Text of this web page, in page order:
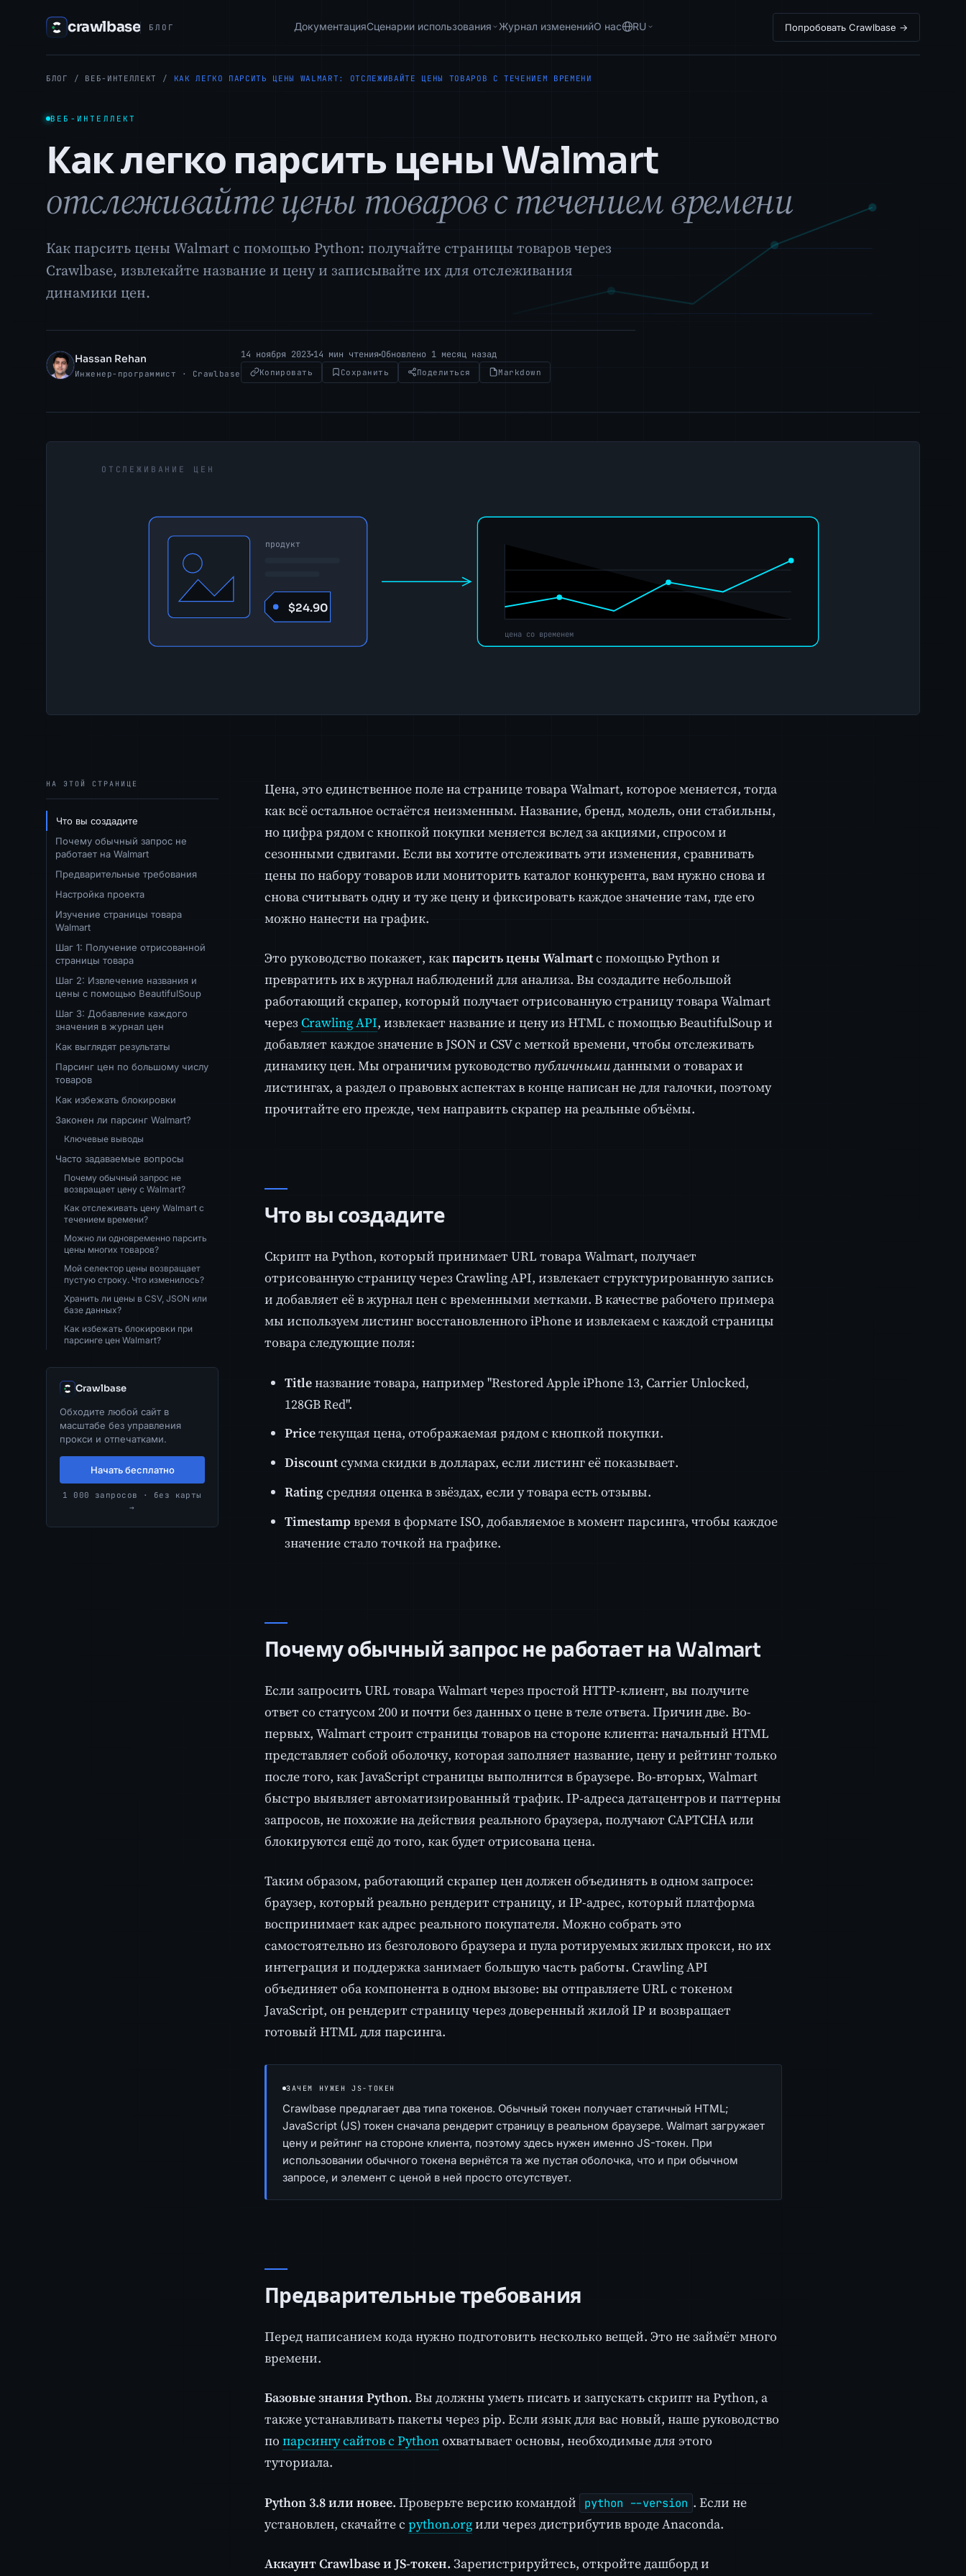
crawlbase БЛОГ ДокументацияСценарии использования Журнал измененийО нас RU Попробовать Crawlbase →
БЛОГ / ВЕБ-ИНТЕЛЛЕКТ / КАК ЛЕГКО ПАРСИТЬ ЦЕНЫ WALMART: ОТСЛЕЖИВАЙТЕ ЦЕНЫ ТОВАРОВ С ТЕЧЕНИЕМ ВРЕМЕНИ
ВЕБ-ИНТЕЛЛЕКТ
Как легко парсить цены Walmart
отслеживайте цены товаров с течением времени
Как парсить цены Walmart с помощью Python: получайте страницы товаров через
Crawlbase, извлекайте название и цену и записывайте их для отслеживания
динамики цен.
HR
Hassan Rehan
Инженер-программист · Crawlbase
14 ноября 2023 14 мин чтения Обновлено 1 месяц назад
Копировать Сохранить Поделиться Markdown
НА ЭТОЙ СТРАНИЦЕ
Что вы создадите
Почему обычный запрос не
работает на Walmart
Предварительные требования
Настройка проекта
Изучение страницы товара
Walmart
Шаг 1: Получение отрисованной
страницы товара
Шаг 2: Извлечение названия и
цены с помощью BeautifulSoup
Шаг 3: Добавление каждого
значения в журнал цен
Как выглядят результаты
Парсинг цен по большому числу
товаров
Как избежать блокировки
Законен ли парсинг Walmart?
Ключевые выводы
Часто задаваемые вопросы
Почему обычный запрос не
возвращает цену с Walmart?
Как отслеживать цену Walmart с
течением времени?
Можно ли одновременно парсить
цены многих товаров?
Мой селектор цены возвращает
пустую строку. Что изменилось?
Хранить ли цены в CSV, JSON или
базе данных?
Как избежать блокировки при
парсинге цен Walmart?
Crawlbase
Обходите любой сайт в
масштабе без управления
прокси и отпечатками.
Начать бесплатно
1 000 запросов · без карты
→
Цена, это единственное поле на странице товара Walmart, которое меняется, тогда
как всё остальное остаётся неизменным. Название, бренд, модель, они стабильны,
но цифра рядом с кнопкой покупки меняется вслед за акциями, спросом и
сезонными сдвигами. Если вы хотите отслеживать эти изменения, сравнивать
цены по набору товаров или мониторить каталог конкурента, вам нужно снова и
снова считывать одну и ту же цену и фиксировать каждое значение там, где его
можно нанести на график.
Это руководство покажет, какпарсить цены Walmartс помощью Python и
превратить их в журнал наблюдений для анализа. Вы создадите небольшой
работающий скрапер, который получает отрисованную страницу товара Walmart
черезCrawling API, извлекает название и цену из HTML с помощью BeautifulSoup и
добавляет каждое значение в JSON и CSV с меткой времени, чтобы отслеживать
динамику цен. Мы ограничим руководство публичнымиданными о товарах и
листингах, а раздел о правовых аспектах в конце написан не для галочки, поэтому
прочитайте его прежде, чем направить скрапер на реальные объёмы.
Что вы создадите
Скрипт на Python, который принимает URL товара Walmart, получает
отрисованную страницу через Crawling API, извлекает структурированную запись
и добавляет её в журнал цен с временными метками. В качестве рабочего примера
мы используем листинг восстановленного iPhone и извлекаем с каждой страницы
товара следующие поля:
Titleназвание товара, например "Restored Apple iPhone 13, Carrier Unlocked,
128GB Red".
Priceтекущая цена, отображаемая рядом с кнопкой покупки.
Discountсумма скидки в долларах, если листинг её показывает.
Ratingсредняя оценка в звёздах, если у товара есть отзывы.
Timestamp время в формате ISO, добавляемое в момент парсинга, чтобы каждое
значение стало точкой на графике.
Почему обычный запрос не работает на Walmart
Если запросить URL товара Walmart через простой HTTP-клиент, вы получите
ответ со статусом 200 и почти без данных о цене в теле ответа. Причин две. Во-
первых, Walmart строит страницы товаров на стороне клиента: начальный HTML
представляет собой оболочку, которая заполняет название, цену и рейтинг только
после того, как JavaScript страницы выполнится в браузере. Во-вторых, Walmart
быстро выявляет автоматизированный трафик. IP-адреса датацентров и паттерны
запросов, не похожие на действия реального браузера, получают CAPTCHA или
блокируются ещё до того, как будет отрисована цена.
Таким образом, работающий скрапер цен должен объединять в одном запросе:
браузер, который реально рендерит страницу, и IP-адрес, который платформа
воспринимает как адрес реального покупателя. Можно собрать это
самостоятельно из безголового браузера и пула ротируемых жилых прокси, но их
интеграция и поддержка занимает большую часть работы. Crawling API
объединяет оба компонента в одном вызове: вы отправляете URL с токеном
JavaScript, он рендерит страницу через доверенный жилой IP и возвращает
готовый HTML для парсинга.
ЗАЧЕМ НУЖЕН JS-ТОКЕН
Crawlbase предлагает два типа токенов. Обычный токен получает статичный HTML;
JavaScript (JS) токен сначала рендерит страницу в реальном браузере. Walmart загружает
цену и рейтинг на стороне клиента, поэтому здесь нужен именно JS-токен. При
использовании обычного токена вернётся та же пустая оболочка, что и при обычном
запросе, и элемент с ценой в ней просто отсутствует.
Предварительные требования
Перед написанием кода нужно подготовить несколько вещей. Это не займёт много
времени.
Базовые знания Python. Вы должны уметь писать и запускать скрипт на Python, а
также устанавливать пакеты через pip. Если язык для вас новый, наше руководство
по парсингу сайтов с Pythonохватывает основы, необходимые для этого
туториала.
Python 3.8 или новее. Проверьте версию командой python --version . Если не
установлен, скачайте с python.orgили через дистрибутив вроде Anaconda.
Аккаунт Crawlbase и JS-токен. Зарегистрируйтесь, откройте дашборд и